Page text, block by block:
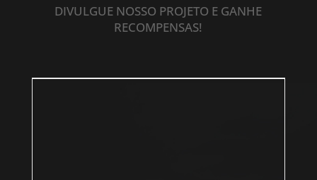
DIVULGUE NOSSO PROJETO E GANHE
RECOMPENSAS!